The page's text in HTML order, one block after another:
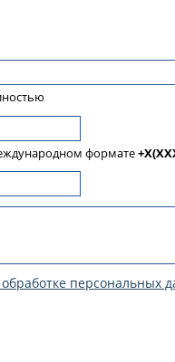
формате
персональных